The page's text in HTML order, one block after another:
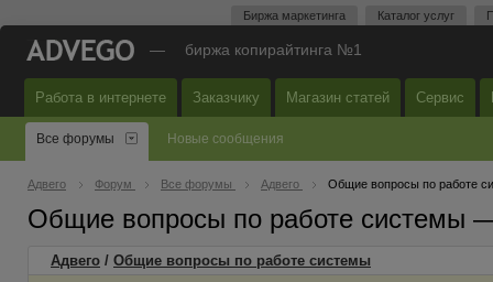
Биржа маркетинга Каталог услуг
— биржа копирайтинга №1
Работа в интернете Заказчику Магазин статей Сервис
Все форумы Новые сообщения
Адвего Форум Все форумы Адвего Общие вопросы по работе
Общие вопросы по работе системы
Адвего / Общие вопросы по работе системы